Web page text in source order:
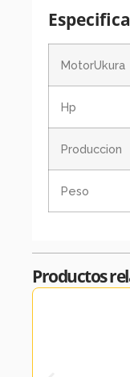
MotorUkura
Hp
Produccion
Peso
Productos